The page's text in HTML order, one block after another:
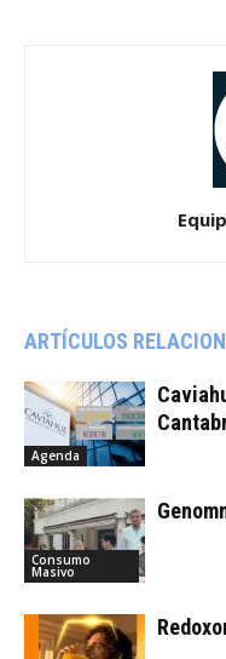
ARTÍCULOS
Agenda
Consumo
Masivo